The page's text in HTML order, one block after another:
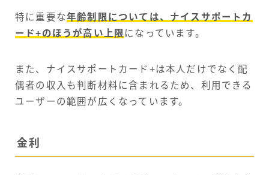
特に重要な年齢制限については、ナイスサポートカ
ード+のほうが高い上限 になっています。
また、ナイスサポートカード+は本人だけでなく配
偶者の収入も判断材料に含まれるため、利用できる
ユーザーの範囲が広くなっています。
金利